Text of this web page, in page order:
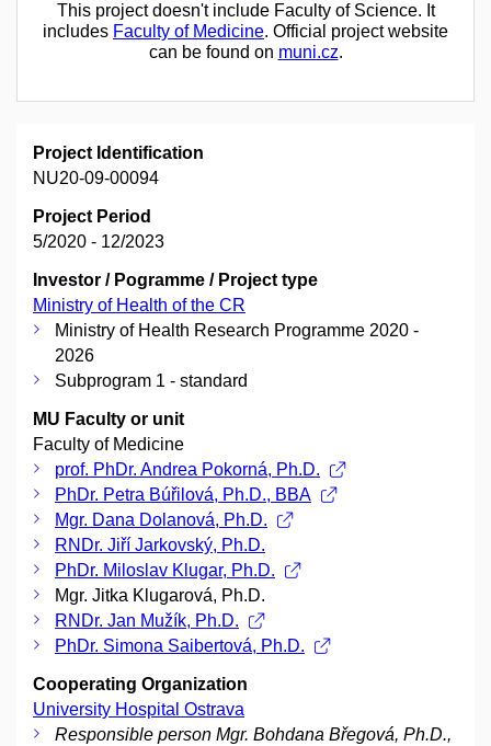
This project doesn't include Faculty of Science. It
includes Faculty of Medicine. Official project website
can be found on muni.cz.
Project Identification
NU20-09-00094
Project Period
5/2020 - 12/2023
Investor / Pogramme / Project type
Ministry of Health of the CR
Ministry of Health Research Programme 2020 -
2026
Subprogram 1 - standard
MU Faculty or unit
Faculty of Medicine
prof. PhDr. Andrea Pokorná, Ph.D.
PhDr. Petra Búřilová, Ph.D., BBA
Mgr. Dana Dolanová, Ph.D.
RNDr. Jiří Jarkovský, Ph.D.
PhDr. Miloslav Klugar, Ph.D.
Mgr. Jitka Klugarová, Ph.D.
RNDr. Jan Mužík, Ph.D.
PhDr. Simona Saibertová, Ph.D.
Cooperating Organization
University Hospital Ostrava
Responsible person Mgr. Bohdana Břegová, Ph.D.,